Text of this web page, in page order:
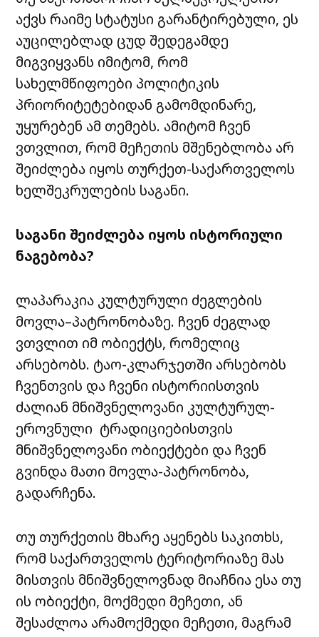
აქვს რაიმე სტატუსი გარანტირებული, ეს
აუცილებლად ცუდ შედეგამდე
მიგვიყვანს იმიტომ, რომ
სახელმწიფოები პოლიტიკის
პრიორიტეტებიდან გამომდინარე,
უყურებენ ამ თემებს. ამიტომ ჩვენ
ვთვლით, რომ მეჩეთის მშენებლობა არ
შეიძლება იყოს თურქეთ-საქართველოს
ხელშეკრულების საგანი.
საგანი შეიძლება იყოს ისტორიული
ნაგებობა?
ლაპარაკია კულტურული ძეგლების
მოვლა–პატრონობაზე. ჩვენ ძეგლად
ვთვლით იმ ობიექტს, რომელიც
არსებობს. ტაო-კლარჯეთში არსებობს
ჩვენთვის და ჩვენი ისტორიისთვის
ძალიან მნიშვნელოვანი კულტურულ-
ეროვნული ტრადიციებისთვის
მნიშვნელოვანი ობიექტები და ჩვენ
გვინდა მათი მოვლა-პატრონობა,
გადარჩენა.
თუ თურქეთის მხარე აყენებს საკითხს,
რომ საქართველოს ტერიტორიაზე მას
მისთვის მნიშვნელოვნად მიაჩნია ესა თუ
ის ობიექტი, მოქმედი მეჩეთი, ან
შესაძლოა არამოქმედი მეჩეთი, მაგრამ